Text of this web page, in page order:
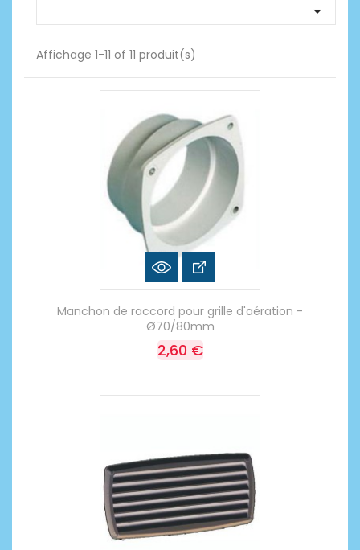

Affichage 1-11 of 11 produit(s)
Manchon de raccord pour grille d'aération -
Ø70/80mm
2,60 €